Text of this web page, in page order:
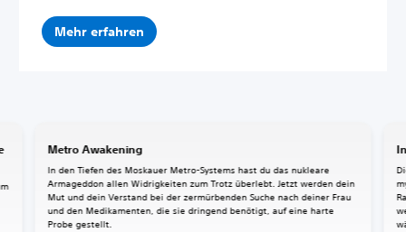
Mehr erfahren
Metro Awakening
In den Tiefen des Moskauer Metro-Systems hast du das nukleare
Armageddon allen Widrigkeiten zum Trotz überlebt. Jetzt werden dein
Mut und dein Verstand bei der zermürbenden Suche nach deiner Frau
und den Medikamenten, die sie dringend benötigt, auf eine harte
Probe gestellt.